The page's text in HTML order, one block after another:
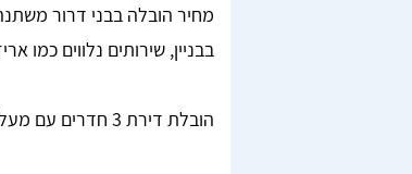
מחיר הובלה בבני דרור
בבניין, שירותים נלווים כמו
הובלת דירת 3 חדרים עם מעלית, תעלה בין 1,600 ל-2,200 ש"ח.